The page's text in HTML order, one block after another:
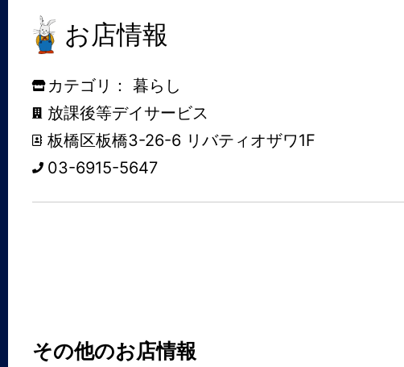
お店情報
カテゴリ： 暮らし
放課後等デイサービス
板橋区板橋3-26-6 リバティオザワ1F
03-6915-5647
その他のお店情報